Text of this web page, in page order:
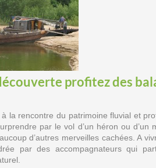
profitez des
à la rencontre du patrimoine fluvial et
par le vol d’un héron ou
d’autres merveilles cachées. A
par des accompagnateurs qui